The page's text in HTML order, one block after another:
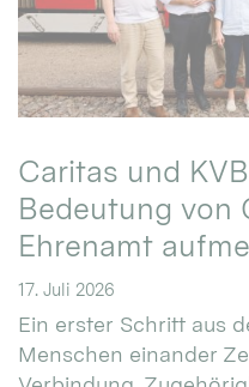
Caritas und
Bedeutung von
Ehrenamt
17. Juli 2026
Ein erster Schritt aus
Menschen einander